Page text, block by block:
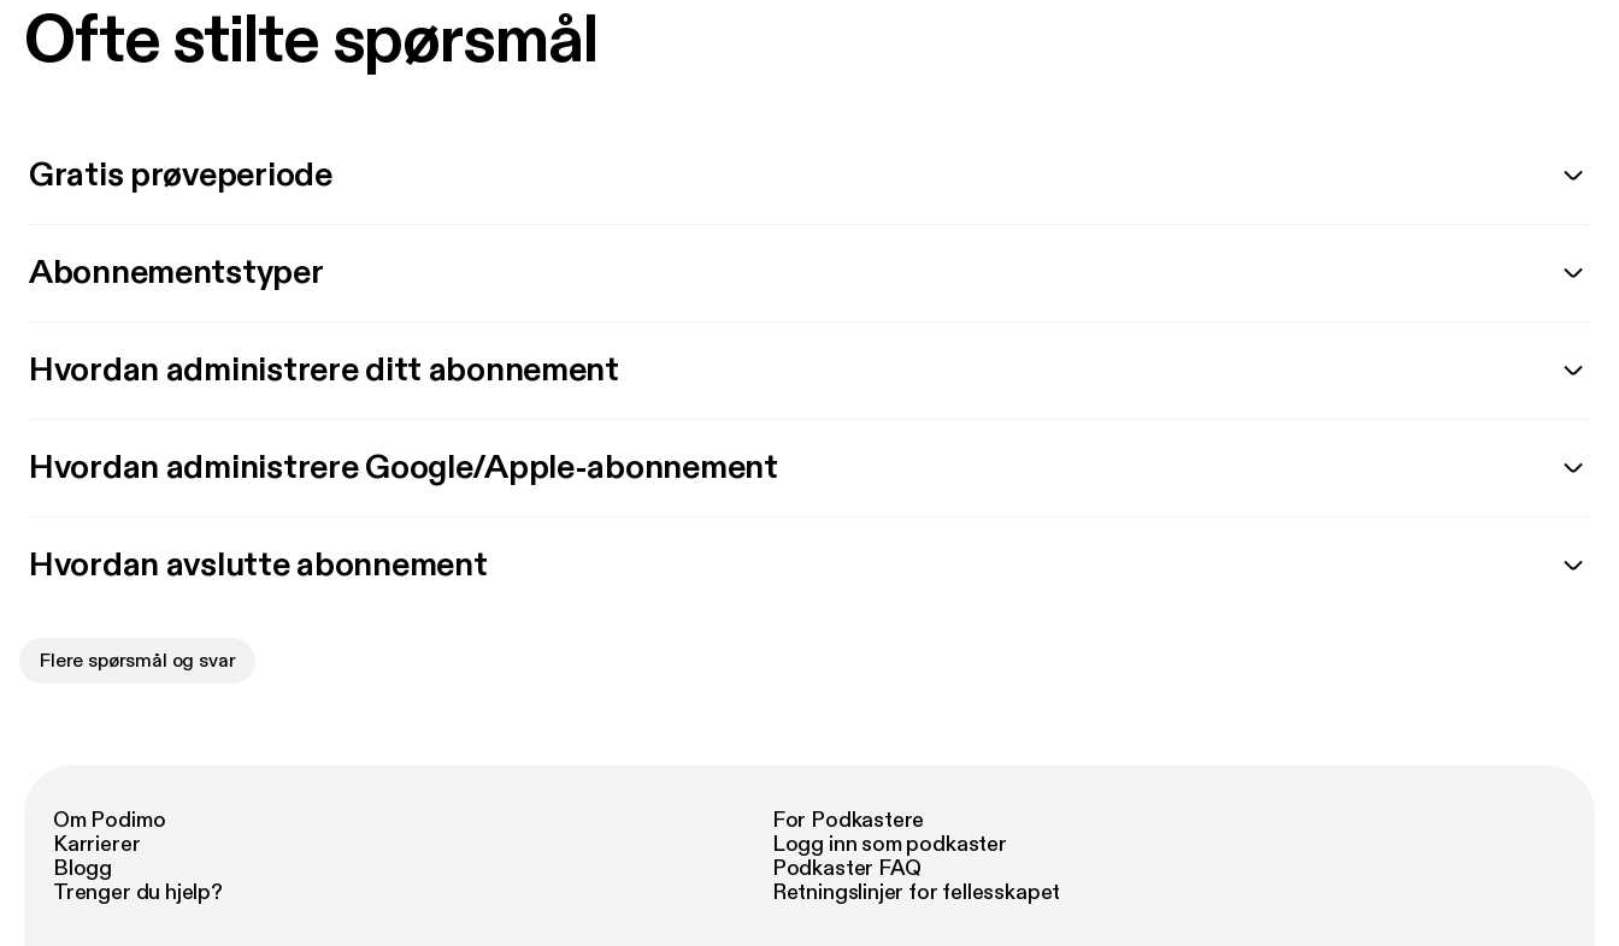
Ofte stilte spørsmål
Gratis prøveperiode
Abonnementstyper
Hvordan administrere ditt abonnement
Hvordan administrere Google/Apple-abonnement
Hvordan avslutte abonnement
Flere spørsmål og svar
Om Podimo
Karrierer
Blogg
Trenger du hjelp?
For Podkastere
Logg inn som podkaster
Podkaster FAQ
Retningslinjer for fellesskapet